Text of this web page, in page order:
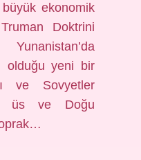
ekonomik
Doktrini
olduğu yeni bir
ve Sovyetler
üs ve Doğu